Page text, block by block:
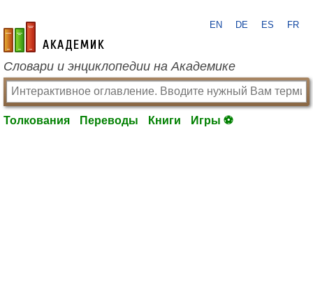
academic.ru
EN DE ES FR
Словари и энциклопедии на Академике
Толкования Переводы Книги Игры ⚽